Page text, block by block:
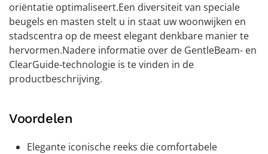
oriëntatie optimaliseert.Een diversiteit van speciale
beugels en masten stelt u in staat uw woonwijken en
stadscentra op de meest elegant denkbare manier te
hervormen.Nadere informatie over de GentleBeam- en
ClearGuide-technologie is te vinden in de
productbeschrijving.
Voordelen
Elegante iconische reeks die comfortabele